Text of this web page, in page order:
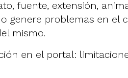
fuente, extensión,
genere problemas en el
mismo.
en el portal: